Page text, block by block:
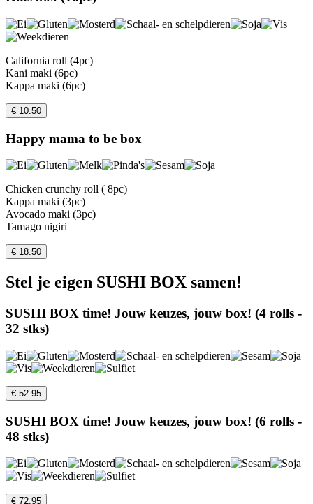
California roll (4pc)
Kani maki (6pc)
Kappa maki (6pc)
€ 10.50
Happy mama to be box
Chicken crunchy roll ( 8pc)
Kappa maki (3pc)
Avocado maki (3pc)
Tamago nigiri
€ 18.50
Stel je eigen SUSHI BOX samen!
SUSHI BOX time! Jouw keuzes, jouw box! (4 rolls -
32 stks)
€ 52.95
SUSHI BOX time! Jouw keuzes, jouw box! (6 rolls -
48 stks)
€ 72.95